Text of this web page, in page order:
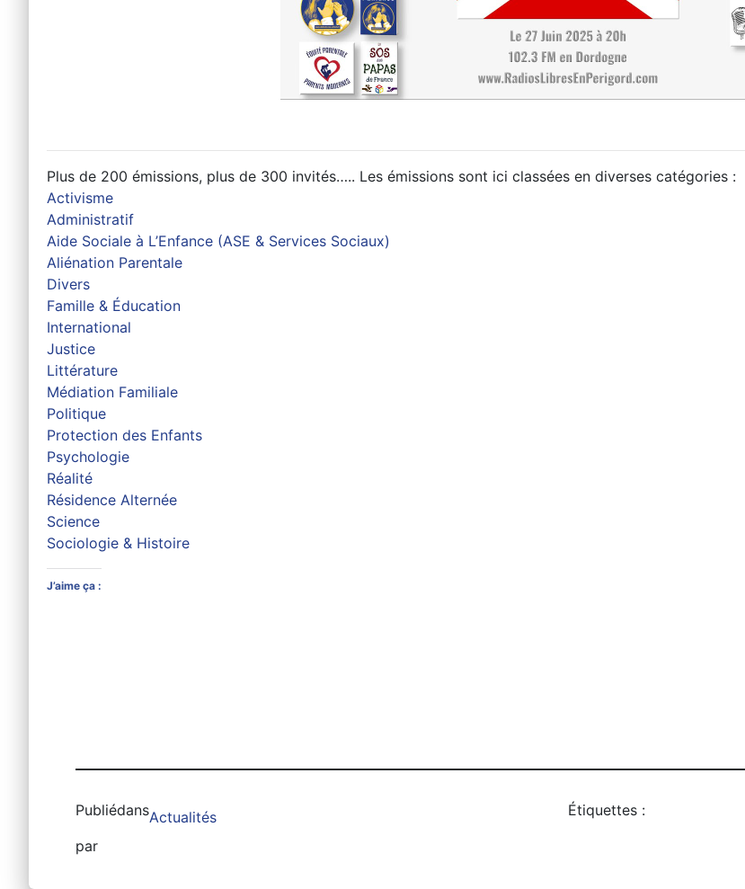
Plus de 200 émissions, plus de 300 invités….. Les émissions sont ici classées en diverses catégories :
Activisme
Administratif
Aide Sociale à L’Enfance (ASE & Services Sociaux)
Aliénation Parentale
Divers
Famille & Éducation
International
Justice
Littérature
Médiation Familiale
Politique
Protection des Enfants
Psychologie
Réalité
Résidence Alternée
Science
Sociologie & Histoire
J’aime ça :
PubliédansActualités
par
Étiquettes :